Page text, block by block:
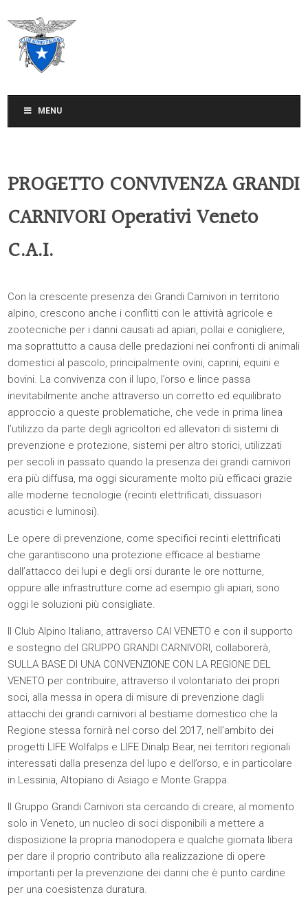
MENU
PROGETTO CONVIVENZA GRANDI
CARNIVORI Operativi Veneto
C.A.I.
Con la crescente presenza dei Grandi Carnivori in territorio
alpino, crescono anche i conflitti con le attività agricole e
zootecniche per i danni causati ad apiari, pollai e conigliere,
ma soprattutto a causa delle predazioni nei confronti di animali
domestici al pascolo, principalmente ovini, caprini, equini e
bovini. La convivenza con il lupo, l’orso e lince passa
inevitabilmente anche attraverso un corretto ed equilibrato
approccio a queste problematiche, che vede in prima linea
l’utilizzo da parte degli agricoltori ed allevatori di sistemi di
prevenzione e protezione, sistemi per altro storici, utilizzati
per secoli in passato quando la presenza dei grandi carnivori
era più diffusa, ma oggi sicuramente molto più efficaci grazie
alle moderne tecnologie (recinti elettrificati, dissuasori
acustici e luminosi).
Le opere di prevenzione, come specifici recinti elettrificati
che garantiscono una protezione efficace al bestiame
dall’attacco dei lupi e degli orsi durante le ore notturne,
oppure alle infrastrutture come ad esempio gli apiari, sono
oggi le soluzioni più consigliate.
Il Club Alpino Italiano, attraverso CAI VENETO e con il supporto
e sostegno del GRUPPO GRANDI CARNIVORI, collaborerà,
SULLA BASE DI UNA CONVENZIONE CON LA REGIONE DEL
VENETO per contribuire, attraverso il volontariato dei propri
soci, alla messa in opera di misure di prevenzione dagli
attacchi dei grandi carnivori al bestiame domestico che la
Regione stessa fornirà nel corso del 2017, nell’ambito dei
progetti LIFE Wolfalps e LIFE Dinalp Bear, nei territori regionali
interessati dalla presenza del lupo e dell’orso, e in particolare
in Lessinia, Altopiano di Asiago e Monte Grappa.
Il Gruppo Grandi Carnivori sta cercando di creare, al momento
solo in Veneto, un nucleo di soci disponibili a mettere a
disposizione la propria manodopera e qualche giornata libera
per dare il proprio contributo alla realizzazione di opere
importanti per la prevenzione dei danni che è punto cardine
per una coesistenza duratura.